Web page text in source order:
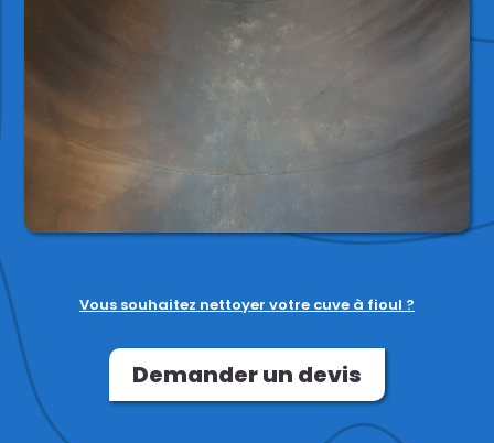
Vous souhaitez nettoyer votre cuve à fioul ?
Demander un devis